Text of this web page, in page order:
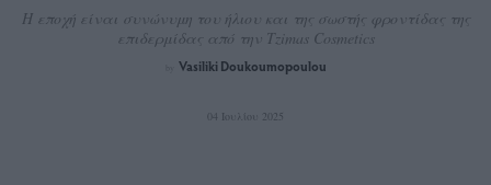
Η εποχή είναι συνώνυμη του ήλιου και της σωστής φροντίδας της
επιδερμίδας από την Tzimas Cosmetics
Vasiliki Doukoumopoulou
04 Ιουλίου 2025